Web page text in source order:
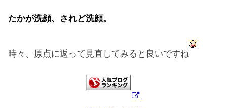
たかが洗顔、されど洗顔。
時々、原点に返って見直してみると良いですね